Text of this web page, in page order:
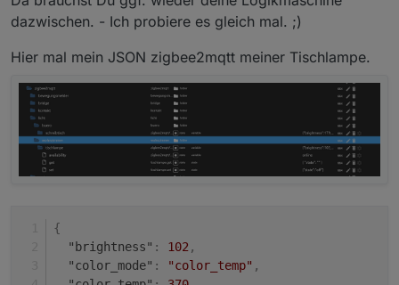
dazwischen. - Ich probiere es gleich mal. ;)
Hier mal mein JSON zigbee2mqtt meiner Tischlampe.
{
"brightness" : 102 ,
"color_mode" : "color_temp" ,